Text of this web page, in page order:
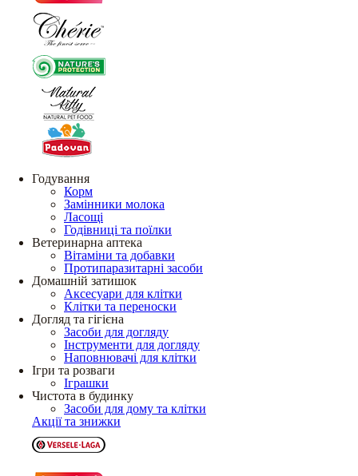
Годування
Корм
Замінники молока
Ласощі
Годівниці та поїлки
Ветеринарна аптека
Вітаміни та добавки
Протипаразитарні засоби
Домашній затишок
Аксесуари для клітки
Клітки та переноски
Догляд та гігієна
Засоби для догляду
Інструменти для догляду
Наповнювачі для клітки
Ігри та розваги
Іграшки
Чистота в будинку
Засоби для дому та клітки
Акції та знижки